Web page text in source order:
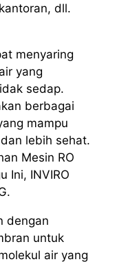
dll.
menyaring
yang
sedap.
berbagai
mampu
lebih sehat.
Mesin RO
Ini, INVIRO
dengan
untuk
air yang